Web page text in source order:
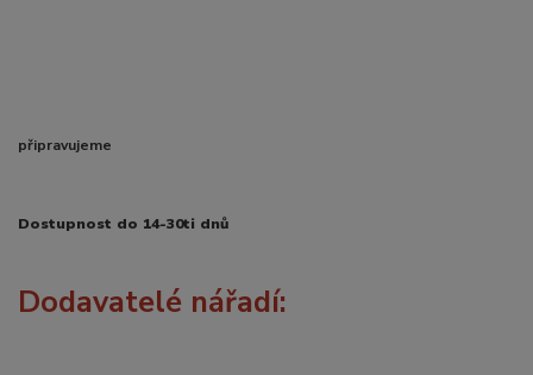
připravujeme
Dostupnost do 14-30ti dnů
Dodavatelé nářadí: